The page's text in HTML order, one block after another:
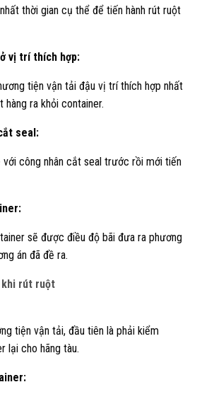
thời gian cụ thể để tiến hành rút ruột
vị trí thích hợp:
tiện vận tải đậu vị trí thích hợp nhất
ra khỏi container.
seal:
với công nhân cắt seal trước rồi mới tiến
sẽ được điều độ bãi đưa ra phương
án đã đề ra.
khi rút ruột
tiện vận tải, đầu tiên là phải kiểm
lại cho hãng tàu.